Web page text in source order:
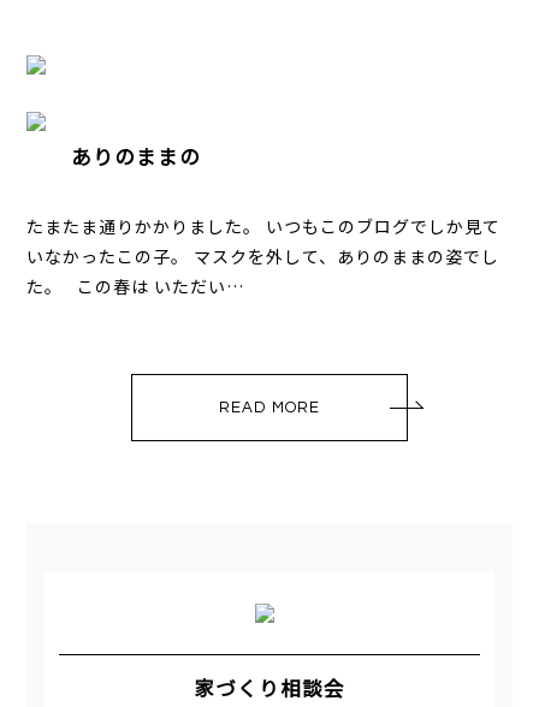
ありのままの
たまたま通りかかりました。 いつもこのブログでしか見て
いなかったこの子。 マスクを外して、ありのままの姿でし
た。 この春は いただい…
READ MORE
家づくり相談会